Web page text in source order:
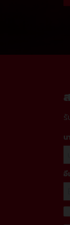
รั
น
อี